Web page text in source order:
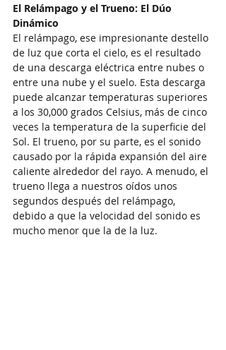
El Relámpago y el Trueno: El Dúo
Dinámico
El relámpago, ese impresionante destello
de luz que corta el cielo, es el resultado
de una descarga eléctrica entre nubes o
entre una nube y el suelo. Esta descarga
puede alcanzar temperaturas superiores
a los 30,000 grados Celsius, más de cinco
veces la temperatura de la superficie del
Sol. El trueno, por su parte, es el sonido
causado por la rápida expansión del aire
caliente alrededor del rayo. A menudo, el
trueno llega a nuestros oídos unos
segundos después del relámpago,
debido a que la velocidad del sonido es
mucho menor que la de la luz.